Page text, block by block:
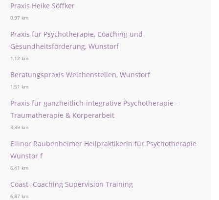
Praxis Heike Söffker
0,97 km
Praxis für Psychotherapie, Coaching und
Gesundheitsförderung, Wunstorf
1,12 km
Beratungspraxis Weichenstellen, Wunstorf
1,51 km
Praxis für ganzheitlich-integrative Psychotherapie -
Traumatherapie & Körperarbeit
3,39 km
Ellinor Raubenheimer Heilpraktikerin für Psychotherapie
Wunstor f
6,41 km
Coast- Coaching Supervision Training
6,87 km